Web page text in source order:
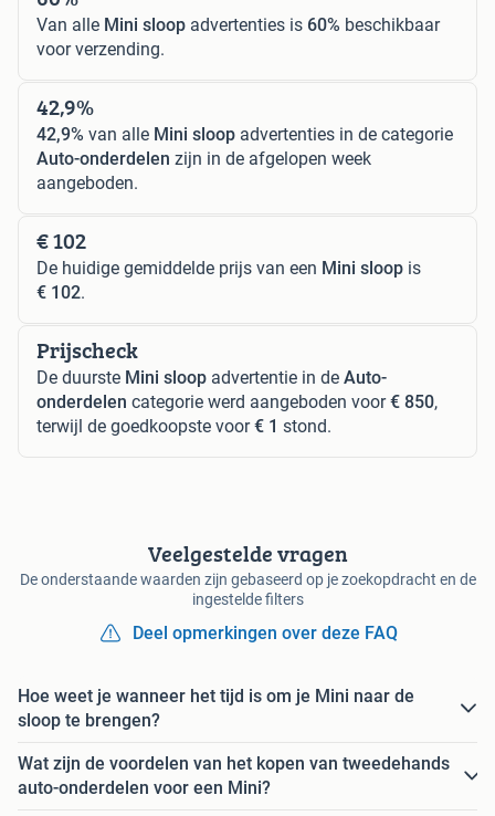
Van alle Mini sloop advertenties is 60% beschikbaar
voor verzending.
42,9%
42,9% van alle Mini sloop advertenties in de categorie
Auto-onderdelen zijn in de afgelopen week
aangeboden.
€ 102
De huidige gemiddelde prijs van een Mini sloop is
€ 102.
Prijscheck
De duurste Mini sloop advertentie in de Auto-
onderdelen categorie werd aangeboden voor€ 850,
terwijl de goedkoopste voor€ 1 stond.
Veelgestelde vragen
De onderstaande waarden zijn gebaseerd op je zoekopdracht en de
ingestelde filters
Deel opmerkingen over deze FAQ
Hoe weet je wanneer het tijd is om je Mini naar de
sloop te brengen?
Wat zijn de voordelen van het kopen van tweedehands
auto-onderdelen voor een Mini?